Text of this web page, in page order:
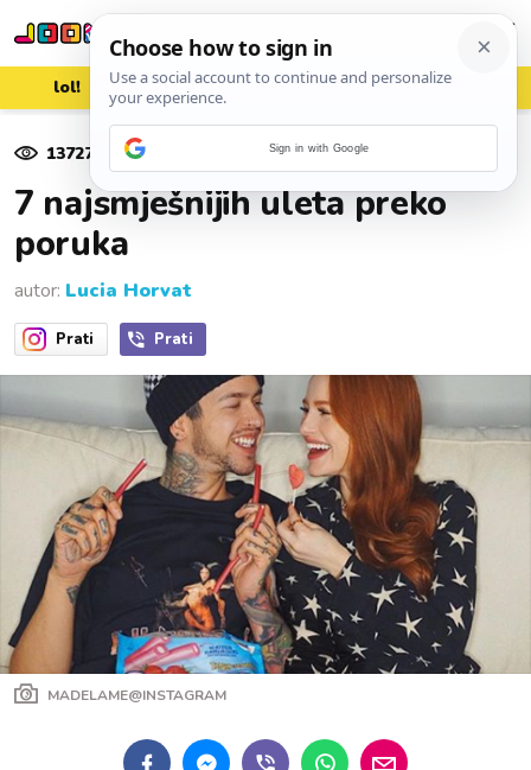
lol! aww vrh! woot?!
13727 pregleda
7 najsmješnijih uleta preko
poruka
autor: Lucia Horvat
Prati Prati
MADELAME@INSTAGRAM
Sign in with Google